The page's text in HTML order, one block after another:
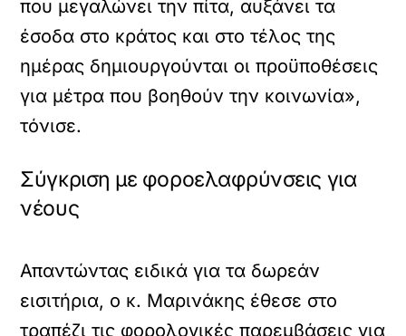
που μεγαλώνει την πίτα, αυξάνει τα
έσοδα στο κράτος και στο τέλος της
ημέρας δημιουργούνται οι προϋποθέσεις
για μέτρα που βοηθούν την κοινωνία»,
τόνισε.
Σύγκριση με φοροελαφρύνσεις για
νέους
Απαντώντας ειδικά για τα δωρεάν
εισιτήρια, ο κ. Μαρινάκης έθεσε στο
τραπέζι τις φορολογικές παρεμβάσεις για